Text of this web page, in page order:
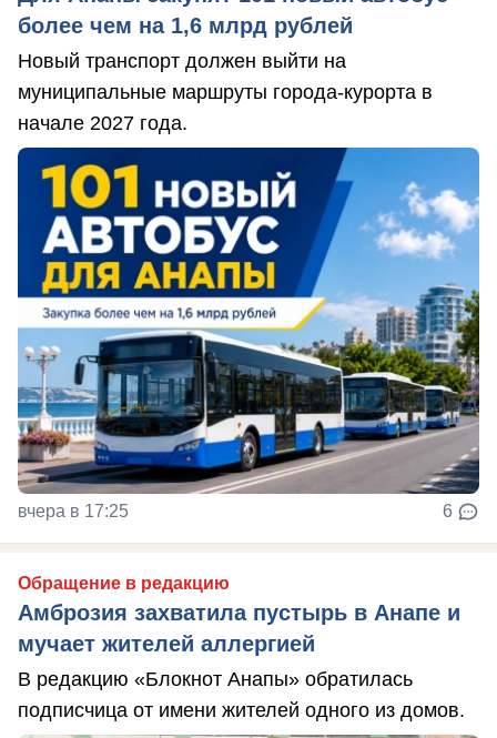
более чем на 1,6 млрд рублей
Новый транспорт должен выйти на
муниципальные маршруты города-курорта в
начале 2027 года.
вчера в 17:25 6
Обращение в редакцию
Амброзия захватила пустырь в Анапе и
мучает жителей аллергией
В редакцию «Блокнот Анапы» обратилась
подписчица от имени жителей одного из домов.